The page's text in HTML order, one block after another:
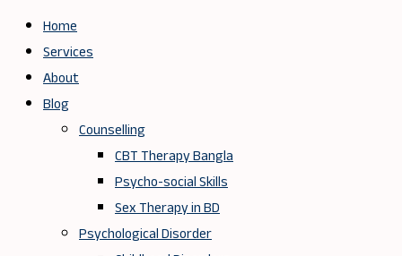
Home
Services
About
Blog
Counselling
CBT Therapy Bangla
Psycho-social Skills
Sex Therapy in BD
Psychological Disorder